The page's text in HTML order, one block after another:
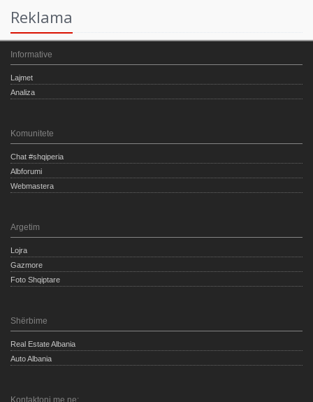
Reklama
Informative
Lajmet
Analiza
Komunitete
Chat #shqiperia
Albforumi
Webmastera
Argetim
Lojra
Gazmore
Foto Shqiptare
Shërbime
Real Estate Albania
Auto Albania
Kontaktoni me ne: